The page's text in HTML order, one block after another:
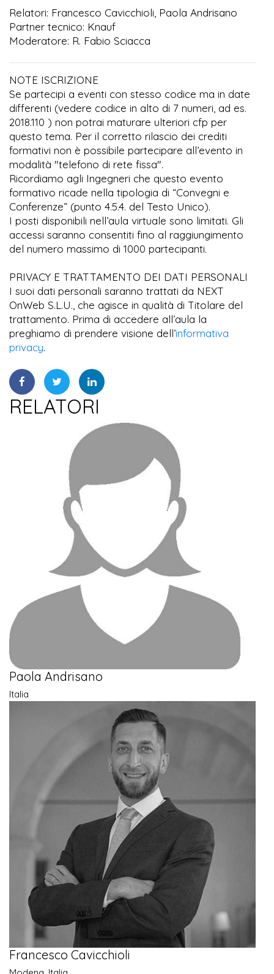
Relatori: Francesco Cavicchioli, Paola Andrisano
Partner tecnico: Knauf
Moderatore: R. Fabio Sciacca
NOTE ISCRIZIONE
Se partecipi a eventi con stesso codice ma in date
differenti (vedere codice in alto di 7 numeri, ad es.
2018.110 ) non potrai maturare ulteriori cfp per
questo tema. Per il corretto rilascio dei crediti
formativi non è possibile partecipare all’evento in
modalità "telefono di rete fissa".
Ricordiamo agli Ingegneri che questo evento
formativo ricade nella tipologia di “Convegni e
Conferenze” (punto 4.5.4. del Testo Unico).
I posti disponibili nell’aula virtuale sono limitati. Gli
accessi saranno consentiti fino al raggiungimento
del numero massimo di 1000 partecipanti.
PRIVACY E TRATTAMENTO DEI DATI PERSONALI
I suoi dati personali saranno trattati da NEXT
OnWeb S.L.U., che agisce in qualità di Titolare del
trattamento. Prima di accedere all’aula la
preghiamo di prendere visione dell’informativa
privacy.
RELATORI
Paola Andrisano
Italia
Francesco Cavicchioli